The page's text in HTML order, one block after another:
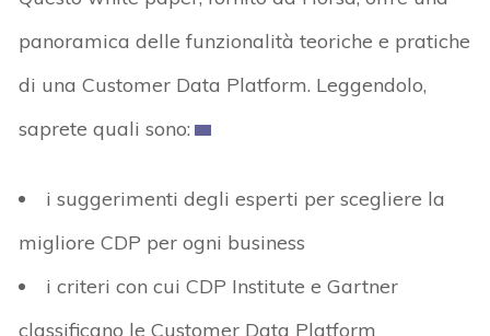
panoramica delle funzionalità teoriche e pratiche
di una Customer Data Platform. Leggendolo,
saprete quali sono:
i suggerimenti degli esperti per scegliere la
migliore CDP per ogni business
i criteri con cui CDP Institute e Gartner
classificano le Customer Data Platform